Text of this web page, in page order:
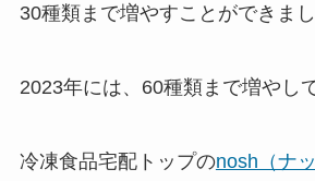
30種類まで増やすことができまし
2023年には、60種類まで増やし
冷凍食品宅配トップのnosh（ナッ